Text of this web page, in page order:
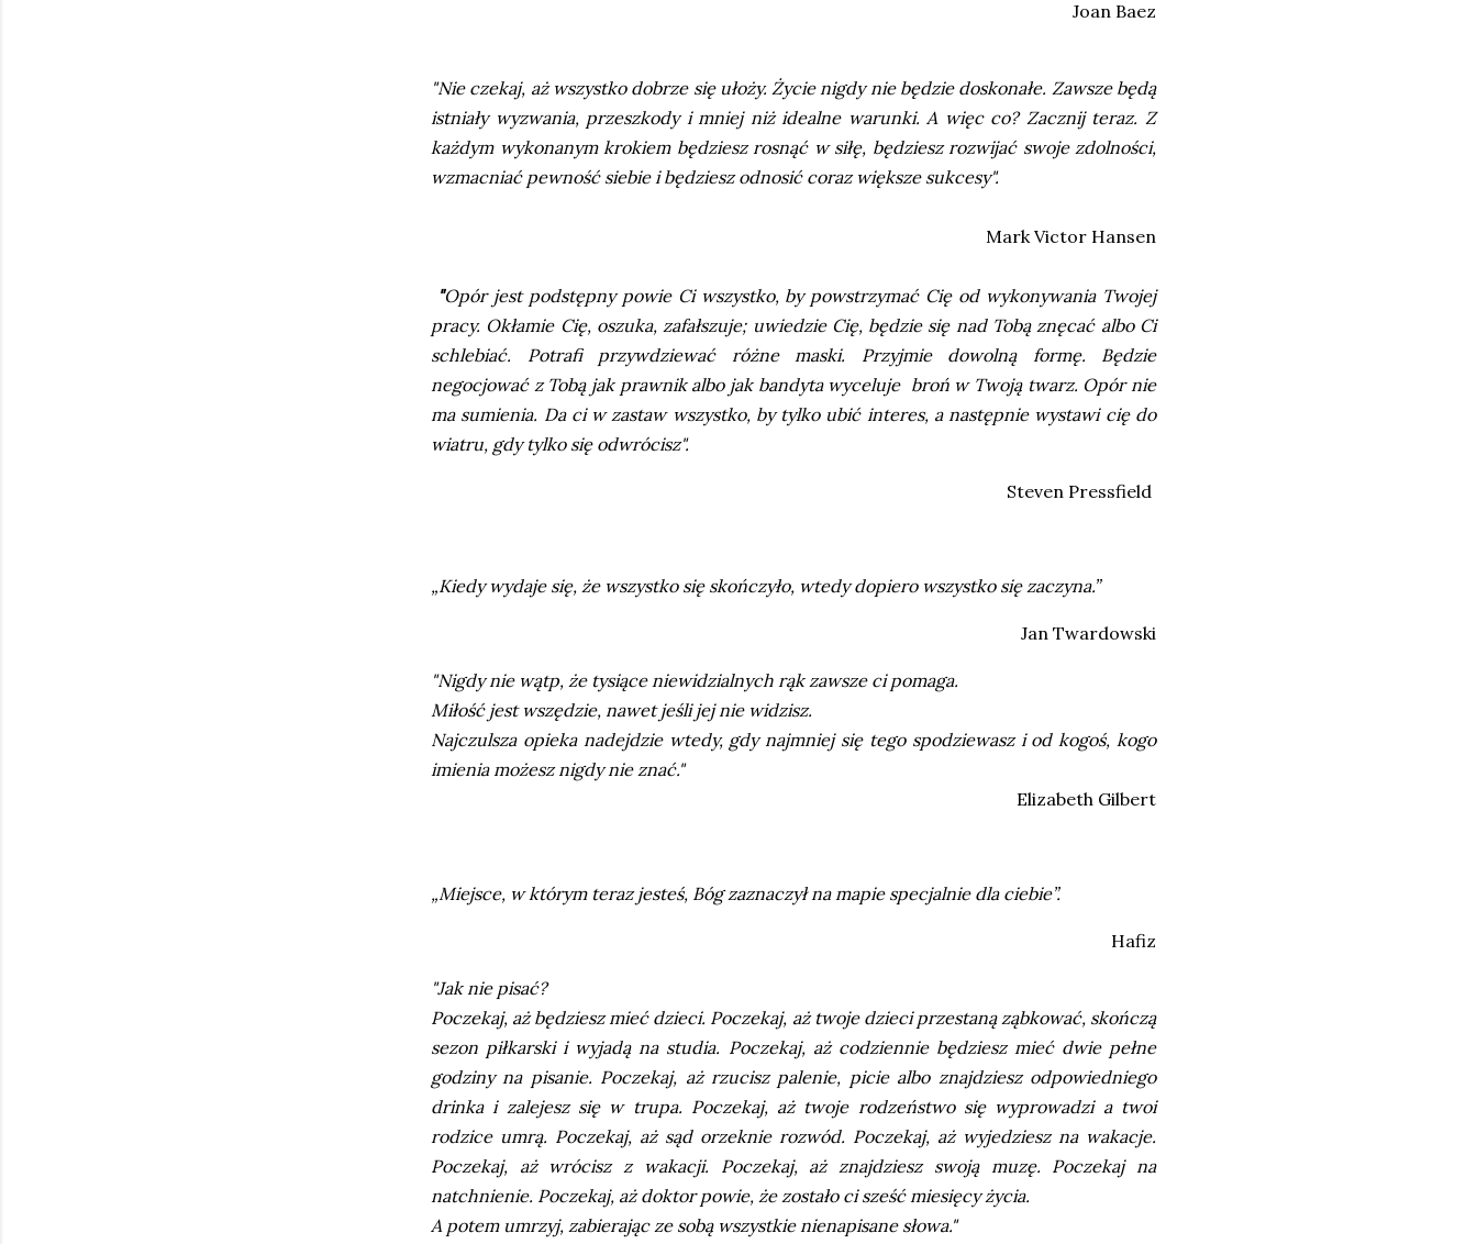
Joan Baez
"Nie czekaj, aż wszystko dobrze się ułoży. Życie nigdy nie będzie doskonałe. Zawsze będą
istniały wyzwania, przeszkody i mniej niż idealne warunki. A więc co? Zacznij teraz. Z
każdym wykonanym krokiem będziesz rosnąć w siłę, będziesz rozwijać swoje zdolności,
wzmacniać pewność siebie i będziesz odnosić coraz większe sukcesy".
Mark Victor Hansen
"Opór jest podstępny powie Ci wszystko, by powstrzymać Cię od wykonywania Twojej
pracy. Okłamie Cię, oszuka, zafałszuje; uwiedzie Cię, będzie się nad Tobą znęcać albo Ci
schlebiać. Potrafi przywdziewać różne maski. Przyjmie dowolną formę. Będzie
negocjować z Tobą jak prawnik albo jak bandyta wyceluje broń w Twoją twarz. Opór nie
ma sumienia. Da ci w zastaw wszystko, by tylko ubić interes, a następnie wystawi cię do
wiatru, gdy tylko się odwrócisz".
Steven Pressfield
„Kiedy wydaje się, że wszystko się skończyło, wtedy dopiero wszystko się zaczyna.”
Jan Twardowski
"Nigdy nie wątp, że tysiące niewidzialnych rąk zawsze ci pomaga.
Miłość jest wszędzie, nawet jeśli jej nie widzisz.
Najczulsza opieka nadejdzie wtedy, gdy najmniej się tego spodziewasz i od kogoś, kogo
imienia możesz nigdy nie znać."
Elizabeth Gilbert
„Miejsce, w którym teraz jesteś, Bóg zaznaczył na mapie specjalnie dla ciebie”.
Hafiz
"Jak nie pisać?
Poczekaj, aż będziesz mieć dzieci. Poczekaj, aż twoje dzieci przestaną ząbkować, skończą
sezon piłkarski i wyjadą na studia. Poczekaj, aż codziennie będziesz mieć dwie pełne
godziny na pisanie. Poczekaj, aż rzucisz palenie, picie albo znajdziesz odpowiedniego
drinka i zalejesz się w trupa. Poczekaj, aż twoje rodzeństwo się wyprowadzi a twoi
rodzice umrą. Poczekaj, aż sąd orzeknie rozwód. Poczekaj, aż wyjedziesz na wakacje.
Poczekaj, aż wrócisz z wakacji. Poczekaj, aż znajdziesz swoją muzę. Poczekaj na
natchnienie. Poczekaj, aż doktor powie, że zostało ci sześć miesięcy życia.
A potem umrzyj, zabierając ze sobą wszystkie nienapisane słowa."